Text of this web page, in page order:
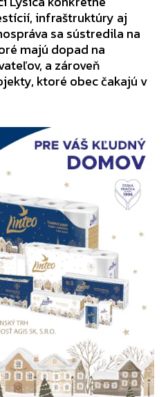
infraštruktúry aj
sa sústredila na
majú dopad na
a zároveň
ktoré obec čakajú v